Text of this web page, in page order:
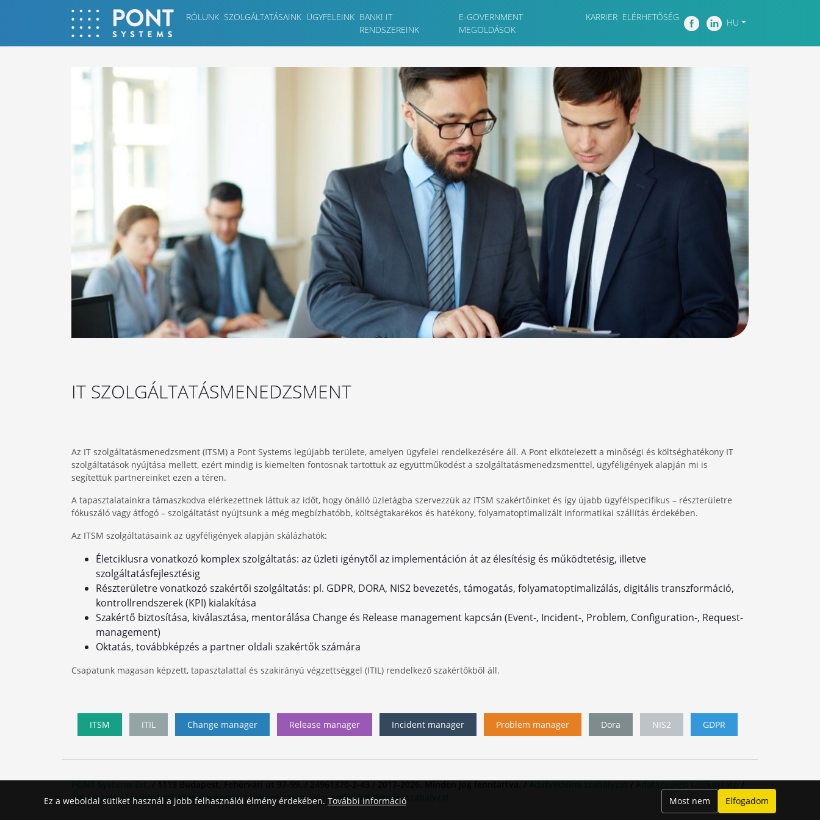
RÓLUNK SZOLGÁLTATÁSAINK ÜGYFELEINK BANKI IT
RENDSZEREINK
E-GOVERNMENT
MEGOLDÁSOK
KARRIER ELÉRHETŐSÉG HU
Ez a weboldal sütiket használ a jobb felhasználói élmény érdekében. További információ Most nem Elfogadom
IT SZOLGÁLTATÁSMENEDZSMENT
Az IT szolgáltatásmenedzsment (ITSM) a Pont Systems legújabb területe, amelyen ügyfelei rendelkezésére áll. A Pont elkötelezett a minőségi és költséghatékony IT
szolgáltatások nyújtása mellett, ezért mindig is kiemelten fontosnak tartottuk az együttműködést a szolgáltatásmenedzsmenttel, ügyféligények alapján mi is
segítettük partnereinket ezen a téren.
A tapasztalatainkra támaszkodva elérkezettnek láttuk az időt, hogy önálló üzletágba szervezzük az ITSM szakértőinket és így újabb ügyfélspecifikus – részterületre
fókuszáló vagy átfogó – szolgáltatást nyújtsunk a még megbízhatóbb, költségtakarékos és hatékony, folyamatoptimalizált informatikai szállítás érdekében.
Az ITSM szolgáltatásaink az ügyféligények alapján skálázhatók:
Életciklusra vonatkozó komplex szolgáltatás: az üzleti igénytől az implementáción át az élesítésig és működtetésig, illetve
szolgáltatásfejlesztésig
Részterületre vonatkozó szakértői szolgáltatás: pl. GDPR, DORA, NIS2 bevezetés, támogatás, folyamatoptimalizálás, digitális transzformáció,
kontrollrendszerek (KPI) kialakítása
Szakértő biztosítása, kiválasztása, mentorálása Change és Release management kapcsán (Event-, Incident-, Problem, Configuration-, Request-
management)
Oktatás, továbbképzés a partner oldali szakértők számára
Csapatunk magasan képzett, tapasztalattal és szakirányú végzettséggel (ITIL) rendelkező szakértőkből áll.
ITSM ITIL Change manager Release manager Incident manager Problem manager Dora NIS2 GDPR
PONT Systems Zrt./ 1119 Budapest, Fehérvári út 97-99. / 24961370-2-43 / 2017-2026. Minden jog fenntartva. /Adatvédelmi szabályzat/Adatkezelési tájékoztató/
Adatkezelési tájékoztató álláspályázathoz /Impresszum/Visszaélés bejelentési szabályzat